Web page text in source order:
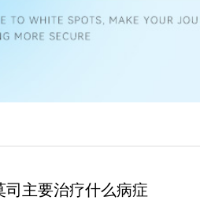
司主要治疗什么病症